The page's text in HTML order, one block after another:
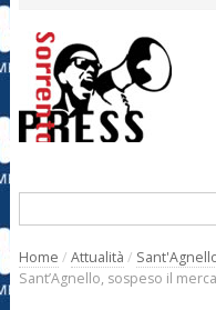
Home / Attualità /
Sant’Agnello, sospeso il